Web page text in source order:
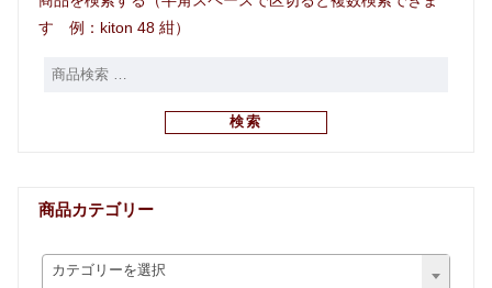
す 例：kiton 48 紺）
検索
商品カテゴリー
カテゴリーを選択